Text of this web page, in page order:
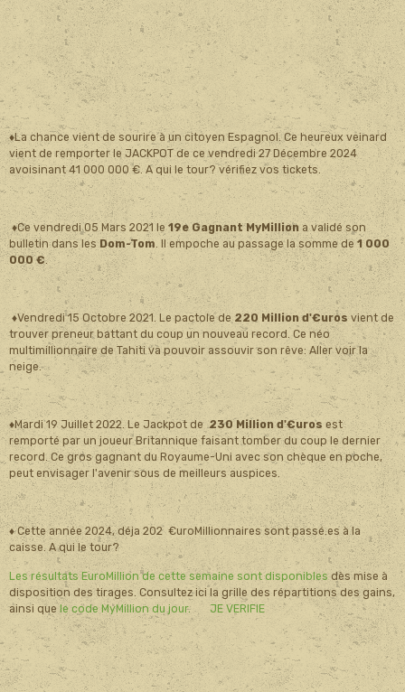
♦La chance vient de sourire à un citoyen Espagnol. Ce heureux veinard
vient de remporter le JACKPOT de ce vendredi 27 Décembre 2024
avoisinant 41 000 000 €. A qui le tour? vérifiez vos tickets.
♦Ce vendredi 05 Mars 2021 le19e Gagnant MyMillion a validé son
bulletin dans lesDom-Tom. Il empoche au passage la somme de 1 000
000 €.
♦Vendredi 15 Octobre 2021. Le pactole de 220 Million d'€urosvient de
trouver preneur battant du coup un nouveau record. Ce néo
multimillionnaire de Tahiti va pouvoir assouvir son rêve: Aller voir la
neige.
♦Mardi 19 Juillet 2022. Le Jackpot de230 Million d'€uros est
remporté par un joueur Britannique faisant tomber du coup le dernier
record. Ce gros gagnant du Royaume-Uni avec son chèque en poche,
peut envisager l'avenir sous de meilleurs auspices.
♦ Cette année 2024, déja 202 €uroMillionnaires sont passé.es à la
caisse. A qui le tour?
Les résultats EuroMillion de cette semaine sont disponibles dès mise à
disposition des tirages. Consultez ici la grille des répartitions des gains,
ainsi que le code MyMillion du jour. JE VERIFIE